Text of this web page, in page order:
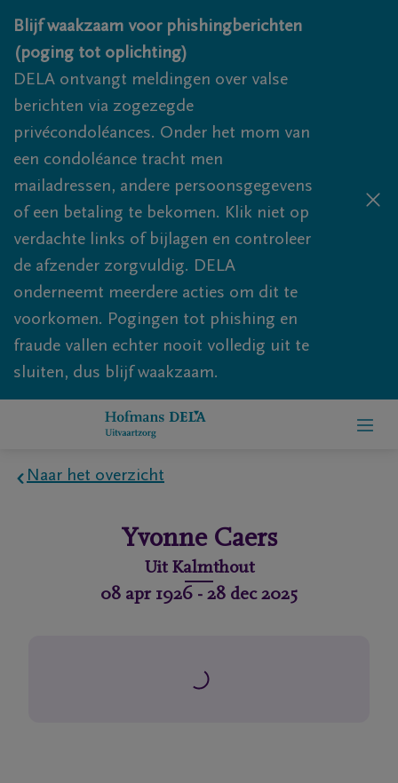
Overslaan en naar inhoud gaan
Blijf waakzaam voor phishingberichten
(poging tot oplichting)
DELA ontvangt meldingen over valse
berichten via zogezegde
privécondoléances. Onder het mom van
een condoléance tracht men
mailadressen, andere persoonsgegevens
of een betaling te bekomen. Klik niet op
verdachte links of bijlagen en controleer
de afzender zorgvuldig. DELA
onderneemt meerdere acties om dit te
voorkomen. Pogingen tot phishing en
fraude vallen echter nooit volledig uit te
sluiten, dus blijf waakzaam.
Naar het overzicht
Yvonne Caers
Uit Kalmthout
08 apr 1926 - 28 dec 2025